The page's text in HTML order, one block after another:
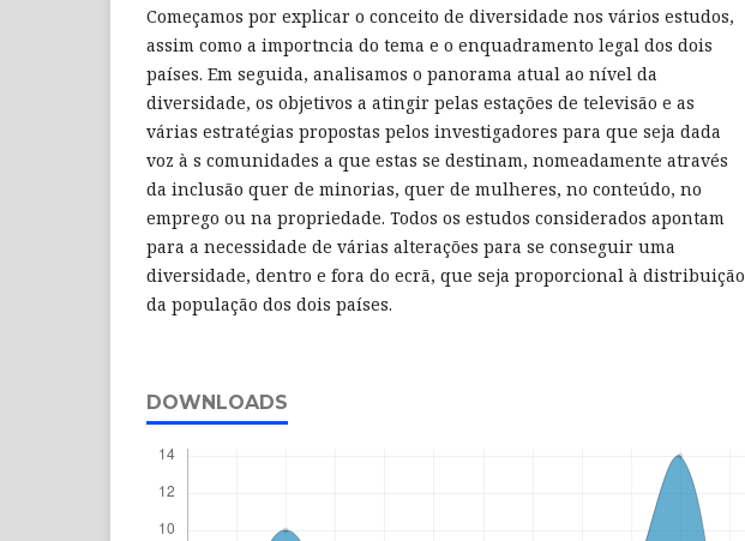
Começamos por explicar o conceito de diversidade nos vários estudos,
assim como a importncia do tema e o enquadramento legal dos dois
países. Em seguida, analisamos o panorama atual ao nível da
diversidade, os objetivos a atingir pelas estações de televisão e as
várias estratégias propostas pelos investigadores para que seja dada
voz à s comunidades a que estas se destinam, nomeadamente através
da inclusão quer de minorias, quer de mulheres, no conteúdo, no
emprego ou na propriedade. Todos os estudos considerados apontam
para a necessidade de várias alterações para se conseguir uma
diversidade, dentro e fora do ecrã, que seja proporcional à distribuição
da população dos dois países.
DOWNLOADS